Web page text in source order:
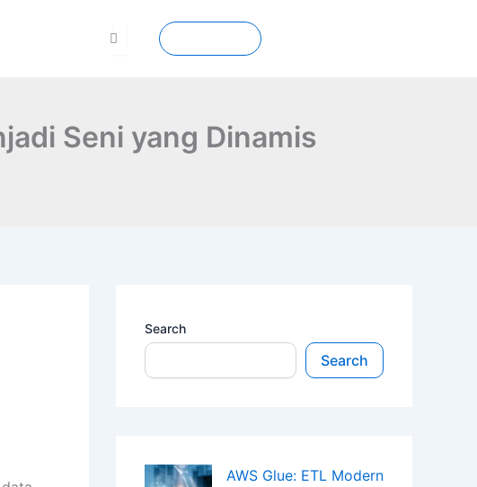
Seni yang Dinamis
Search
Search
AWS Glue: ETL Modern